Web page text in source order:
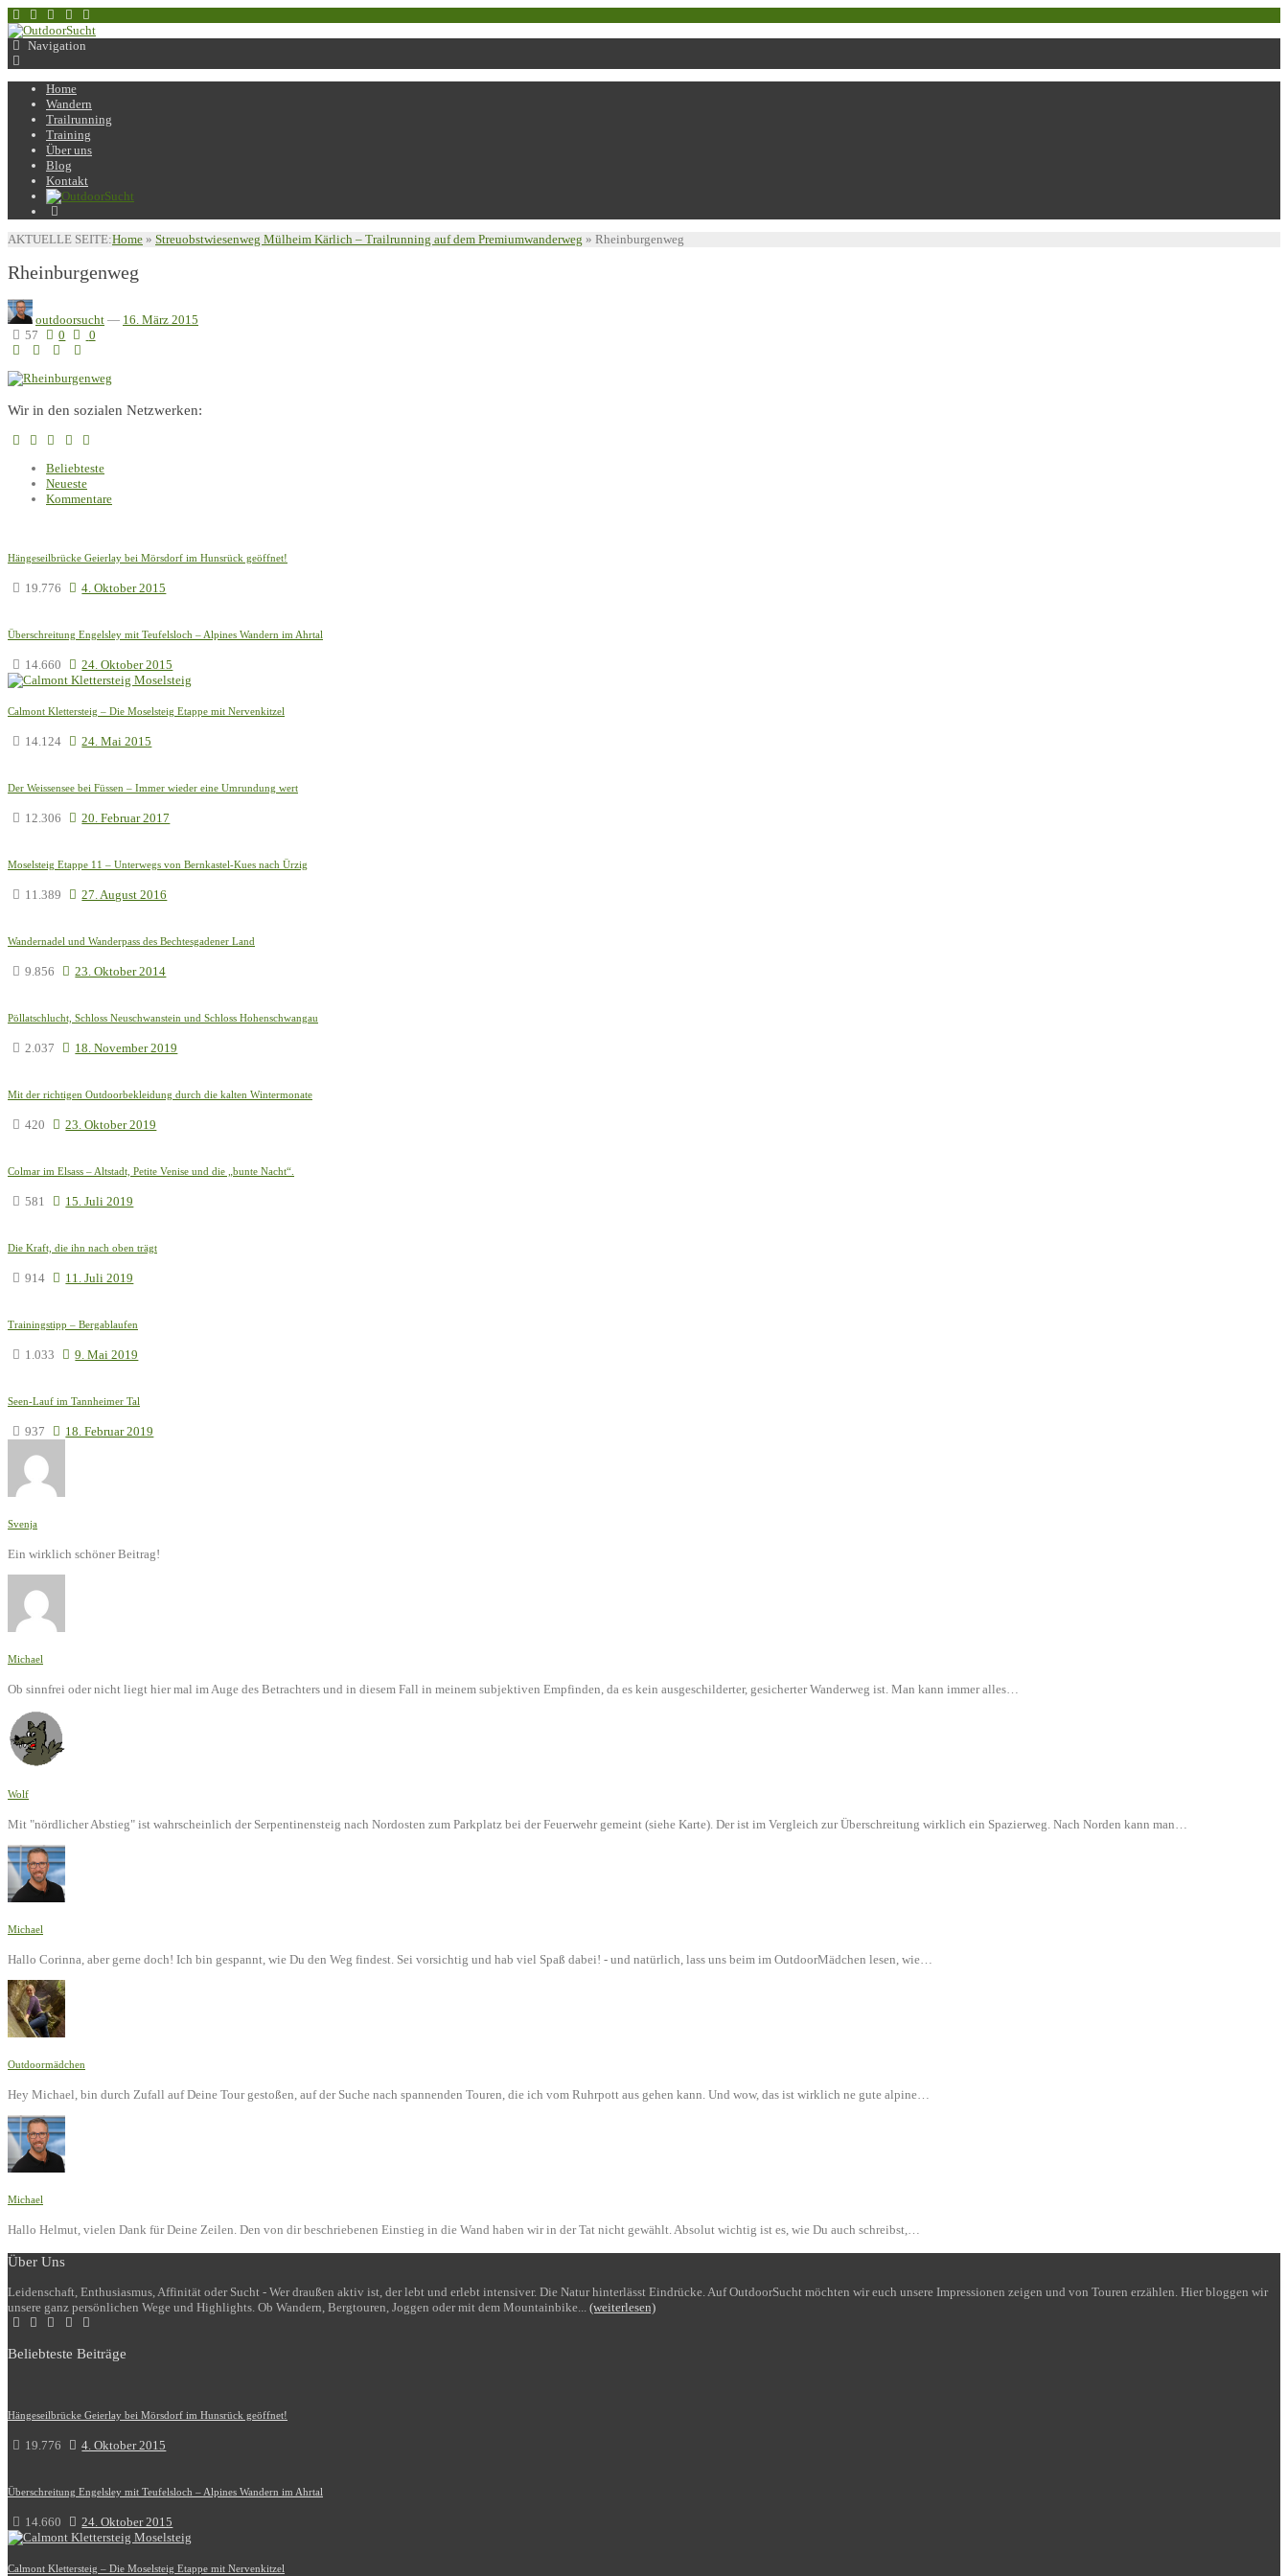
Navigation
Home
Wandern
Trailrunning
Training
Über uns
Blog
Kontakt
AKTUELLE SEITE:Home » Streuobstwiesenweg Mülheim Kärlich – Trailrunning auf dem Premiumwanderweg » Rheinburgenweg
Rheinburgenweg
outdoorsucht — 16. März 2015
57
0 0
Wir in den sozialen Netzwerken:
Beliebteste
Neueste
Kommentare
Hängeseilbrücke Geierlay bei Mörsdorf im Hunsrück geöffnet!
19.776 4. Oktober 2015
Überschreitung Engelsley mit Teufelsloch – Alpines Wandern im Ahrtal
14.660 24. Oktober 2015
Calmont Klettersteig – Die Moselsteig Etappe mit Nervenkitzel
14.124 24. Mai 2015
Der Weissensee bei Füssen – Immer wieder eine Umrundung wert
12.306 20. Februar 2017
Moselsteig Etappe 11 – Unterwegs von Bernkastel-Kues nach Ürzig
11.389 27. August 2016
Wandernadel und Wanderpass des Bechtesgadener Land
9.856 23. Oktober 2014
Pöllatschlucht, Schloss Neuschwanstein und Schloss Hohenschwangau
2.037 18. November 2019
Mit der richtigen Outdoorbekleidung durch die kalten Wintermonate
420 23. Oktober 2019
Colmar im Elsass – Altstadt, Petite Venise und die „bunte Nacht“.
581 15. Juli 2019
Die Kraft, die ihn nach oben trägt
914 11. Juli 2019
Trainingstipp – Bergablaufen
1.033 9. Mai 2019
Seen-Lauf im Tannheimer Tal
937 18. Februar 2019
Svenja
Ein wirklich schöner Beitrag!
Michael
Ob sinnfrei oder nicht liegt hier mal im Auge des Betrachters und in diesem Fall in meinem subjektiven Empfinden, da es kein ausgeschilderter, gesicherter Wanderweg ist. Man kann immer alles…
Wolf
Mit "nördlicher Abstieg" ist wahrscheinlich der Serpentinensteig nach Nordosten zum Parkplatz bei der Feuerwehr gemeint (siehe Karte). Der ist im Vergleich zur Überschreitung wirklich ein Spazierweg. Nach Norden kann man…
Michael
Hallo Corinna, aber gerne doch! Ich bin gespannt, wie Du den Weg findest. Sei vorsichtig und hab viel Spaß dabei! - und natürlich, lass uns beim im OutdoorMädchen lesen, wie…
Outdoormädchen
Hey Michael, bin durch Zufall auf Deine Tour gestoßen, auf der Suche nach spannenden Touren, die ich vom Ruhrpott aus gehen kann. Und wow, das ist wirklich ne gute alpine…
Michael
Hallo Helmut, vielen Dank für Deine Zeilen. Den von dir beschriebenen Einstieg in die Wand haben wir in der Tat nicht gewählt. Absolut wichtig ist es, wie Du auch schreibst,…
Über Uns
Leidenschaft, Enthusiasmus, Affinität oder Sucht - Wer draußen aktiv ist, der lebt und erlebt intensiver. Die Natur hinterlässt Eindrücke. Auf OutdoorSucht möchten wir euch unsere Impressionen zeigen und von Touren erzählen. Hier bloggen wir
unsere ganz persönlichen Wege und Highlights. Ob Wandern, Bergtouren, Joggen oder mit dem Mountainbike... (weiterlesen)
Beliebteste Beiträge
Hängeseilbrücke Geierlay bei Mörsdorf im Hunsrück geöffnet!
19.776 4. Oktober 2015
Überschreitung Engelsley mit Teufelsloch – Alpines Wandern im Ahrtal
14.660 24. Oktober 2015
Calmont Klettersteig – Die Moselsteig Etappe mit Nervenkitzel